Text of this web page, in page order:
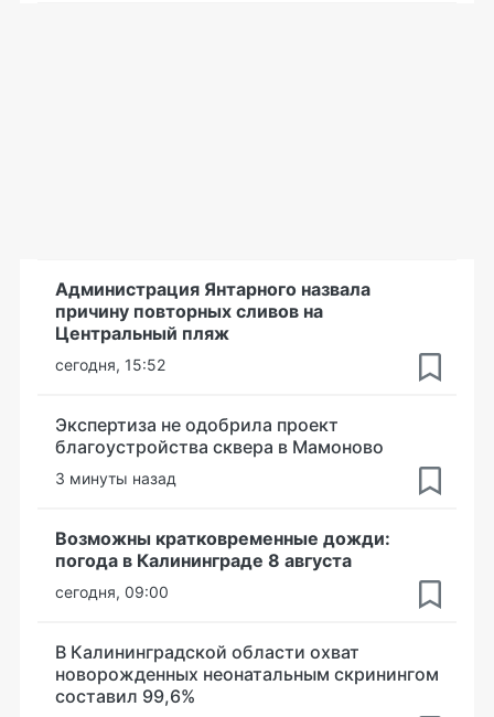
Администрация Янтарного назвала
причину повторных сливов на
Центральный пляж
сегодня, 15:52
Экспертиза не одобрила проект
благоустройства сквера в Мамоново
3 минуты назад
Возможны кратковременные дожди:
погода в Калининграде 8 августа
сегодня, 09:00
В Калининградской области охват
новорожденных неонатальным скринингом
составил 99,6%